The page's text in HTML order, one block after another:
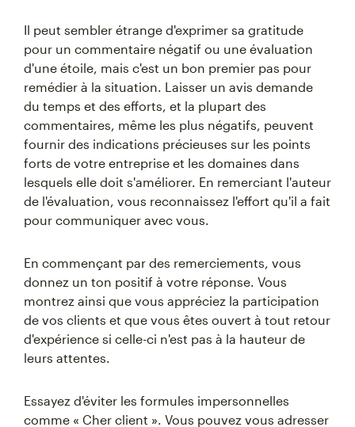
Il peut sembler étrange d'exprimer sa gratitude
pour un commentaire négatif ou une évaluation
d'une étoile, mais c'est un bon premier pas pour
remédier à la situation. Laisser un avis demande
du temps et des efforts, et la plupart des
commentaires, même les plus négatifs, peuvent
fournir des indications précieuses sur les points
forts de votre entreprise et les domaines dans
lesquels elle doit s'améliorer. En remerciant l'auteur
de l'évaluation, vous reconnaissez l'effort qu'il a fait
pour communiquer avec vous.
En commençant par des remerciements, vous
donnez un ton positif à votre réponse. Vous
montrez ainsi que vous appréciez la participation
de vos clients et que vous êtes ouvert à tout retour
d'expérience si celle-ci n'est pas à la hauteur de
leurs attentes.
Essayez d'éviter les formules impersonnelles
comme « Cher client ». Vous pouvez vous adresser